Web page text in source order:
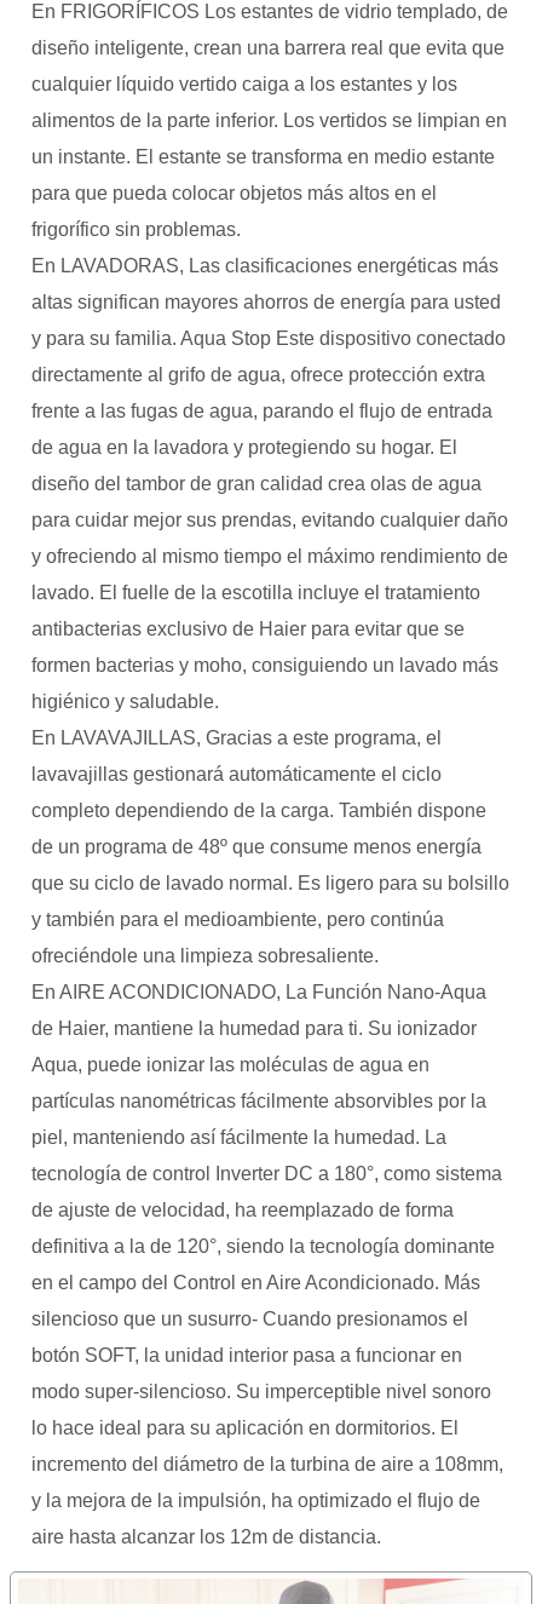
En FRIGORÍFICOS Los estantes de vidrio templado, de
diseño inteligente, crean una barrera real que evita que
cualquier líquido vertido caiga a los estantes y los
alimentos de la parte inferior. Los vertidos se limpian en
un instante. El estante se transforma en medio estante
para que pueda colocar objetos más altos en el
frigorífico sin problemas.
En LAVADORAS, Las clasificaciones energéticas más
altas significan mayores ahorros de energía para usted
y para su familia. Aqua Stop Este dispositivo conectado
directamente al grifo de agua, ofrece protección extra
frente a las fugas de agua, parando el flujo de entrada
de agua en la lavadora y protegiendo su hogar. El
diseño del tambor de gran calidad crea olas de agua
para cuidar mejor sus prendas, evitando cualquier daño
y ofreciendo al mismo tiempo el máximo rendimiento de
lavado. El fuelle de la escotilla incluye el tratamiento
antibacterias exclusivo de Haier para evitar que se
formen bacterias y moho, consiguiendo un lavado más
higiénico y saludable.
En LAVAVAJILLAS, Gracias a este programa, el
lavavajillas gestionará automáticamente el ciclo
completo dependiendo de la carga. También dispone
de un programa de 48º que consume menos energía
que su ciclo de lavado normal. Es ligero para su bolsillo
y también para el medioambiente, pero continúa
ofreciéndole una limpieza sobresaliente.
En AIRE ACONDICIONADO, La Función Nano-Aqua
de Haier, mantiene la humedad para ti. Su ionizador
Aqua, puede ionizar las moléculas de agua en
partículas nanométricas fácilmente absorvibles por la
piel, manteniendo así fácilmente la humedad. La
tecnología de control Inverter DC a 180°, como sistema
de ajuste de velocidad, ha reemplazado de forma
definitiva a la de 120°, siendo la tecnología dominante
en el campo del Control en Aire Acondicionado. Más
silencioso que un susurro- Cuando presionamos el
botón SOFT, la unidad interior pasa a funcionar en
modo super-silencioso. Su imperceptible nivel sonoro
lo hace ideal para su aplicación en dormitorios. El
incremento del diámetro de la turbina de aire a 108mm,
y la mejora de la impulsión, ha optimizado el flujo de
aire hasta alcanzar los 12m de distancia.